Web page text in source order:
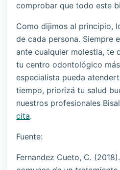
comprobar que todo este
Como dijimos al principio,
de cada persona. Siempre
ante cualquier molestia, te
tu centro odontológico
especialista pueda
tiempo, priorizá tu salud
nuestros profesionales
cita.
Fuente:
Fernandez Cueto, C. (2018).